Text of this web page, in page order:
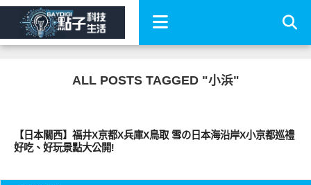
ALL POSTS TAGGED "小浜"
【日本關西】福井X京都X兵庫X鳥取 雪の日本海沿岸X小京都巡禮
好吃、好玩景點大公開!